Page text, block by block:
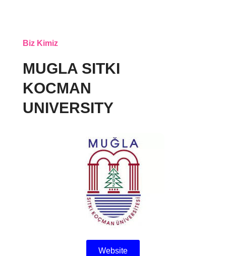
Biz Kimiz
MUGLA SITKI
KOCMAN
UNIVERSITY
Website